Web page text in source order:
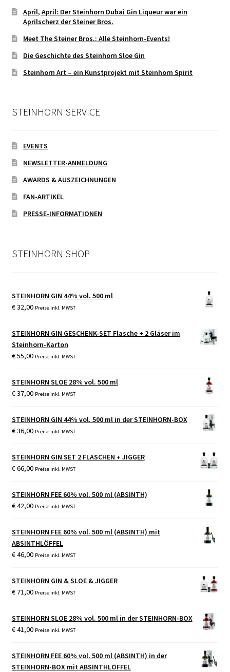
April, April: Der Steinhorn Dubai Gin Liqueur war ein
Aprilscherz der Steiner Bros.
Meet The Steiner Bros.: Alle Steinhorn-Events!
Die Geschichte des Steinhorn Sloe Gin
Steinhorn Art – ein Kunstprojekt mit Steinhorn Spirit
STEINHORN SERVICE
EVENTS
NEWSLETTER-ANMELDUNG
AWARDS & AUSZEICHNUNGEN
FAN-ARTIKEL
PRESSE-INFORMATIONEN
STEINHORN SHOP
STEINHORN GIN 44% vol. 500 ml
€32,00 Preise inkl. MWST
STEINHORN GIN GESCHENK-SET Flasche + 2 Gläser im
Steinhorn-Karton
€55,00 Preise inkl. MWST
STEINHORN SLOE 28% vol. 500 ml
€37,00 Preise inkl. MWST
STEINHORN GIN 44% vol. 500 ml in der STEINHORN-BOX
€36,00 Preise inkl. MWST
STEINHORN GIN SET 2 FLASCHEN + JIGGER
€66,00 Preise inkl. MWST
STEINHORN FEE 60% vol. 500 ml (ABSINTH)
€42,00 Preise inkl. MWST
STEINHORN FEE 60% vol. 500 ml (ABSINTH) mit
ABSINTHLÖFFEL
€46,00 Preise inkl. MWST
STEINHORN GIN & SLOE & JIGGER
€71,00 Preise inkl. MWST
STEINHORN SLOE 28% vol. 500 ml in der STEINHORN-BOX
€41,00 Preise inkl. MWST
STEINHORN FEE 60% vol. 500 ml (ABSINTH) in der
STEINHORN-BOX mit ABSINTHLÖFFEL